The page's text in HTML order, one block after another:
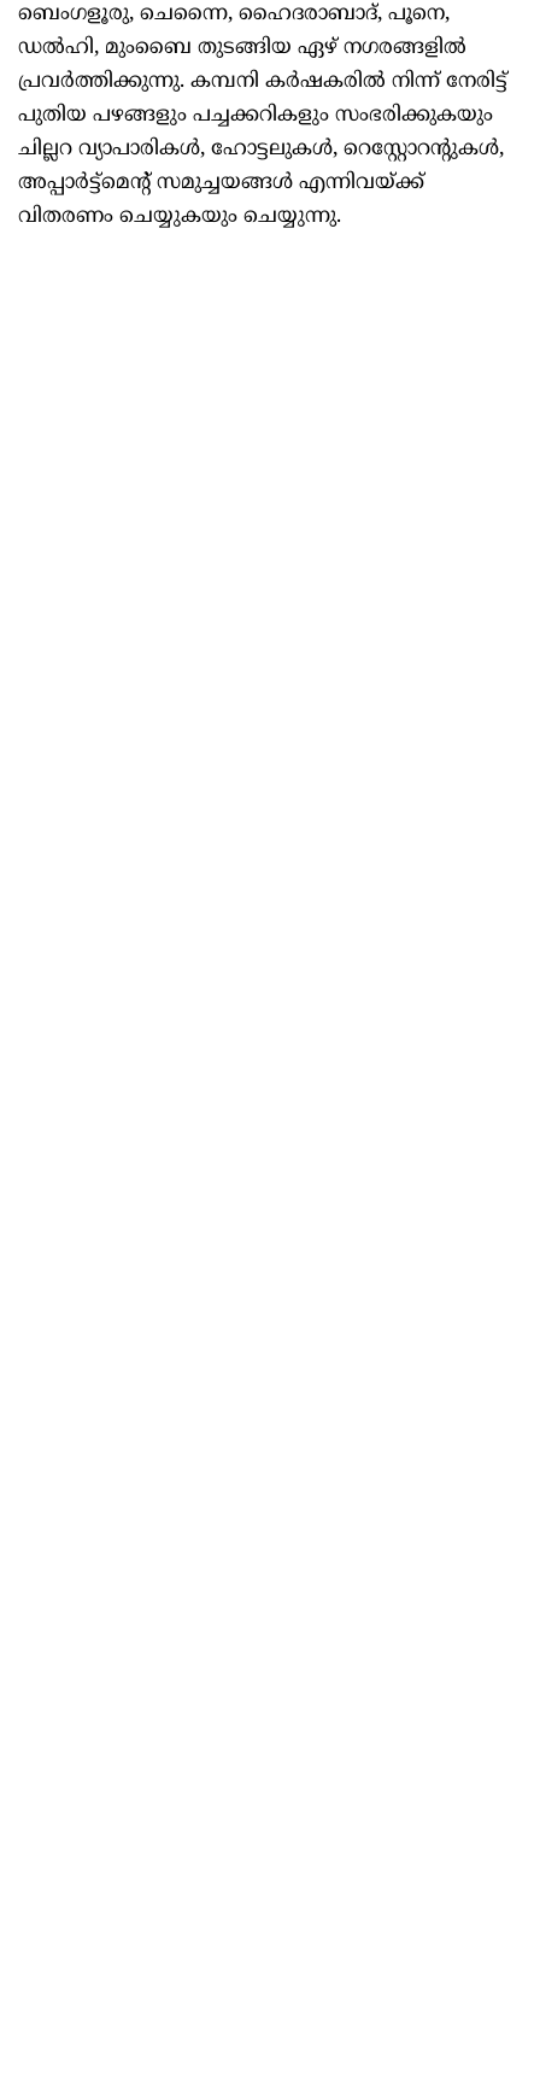
ബെംഗളൂരു, ചെന്നൈ, ഹൈദരാബാദ്, പൂനെ,
ഡൽഹി, മുംബൈ തുടങ്ങിയ ഏഴ് നഗരങ്ങളിൽ
പ്രവർത്തിക്കുന്നു. കമ്പനി കർഷകരിൽ നിന്ന് നേരിട്ട്
പുതിയ പഴങ്ങളും പച്ചക്കറികളും സംഭരിക്കുകയും
ചില്ലറ വ്യാപാരികൾ, ഹോട്ടലുകൾ, റെസ്റ്റോറന്റുകൾ,
അപ്പാർട്ട്മെന്റ് സമുച്ചയങ്ങൾ എന്നിവയ്ക്ക്
വിതരണം ചെയ്യുകയും ചെയ്യുന്നു.